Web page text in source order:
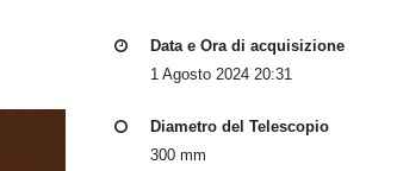
Data e Ora di acquisizione
1 Agosto 2024 20:31
Diametro del Telescopio
300 mm